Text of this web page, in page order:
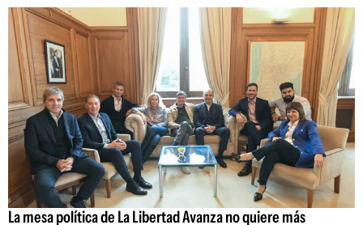
La mesa política de La Libertad Avanza no quiere más